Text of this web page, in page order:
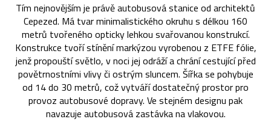
Tím nejnovějším je právě autobusová stanice od architektů
Cepezed. Má tvar minimalistického okruhu s délkou 160
metrů tvořeného opticky lehkou svařovanou konstrukcí.
Konstrukce tvoří stínění markýzou vyrobenou z ETFE fólie,
jenž propouští světlo, v noci jej odráží a chrání cestující před
povětrnostními vlivy či ostrým sluncem. Šířka se pohybuje
od 14 do 30 metrů, což vytváří dostatečný prostor pro
provoz autobusové dopravy. Ve stejném designu pak
navazuje autobusová zastávka na vlakovou.